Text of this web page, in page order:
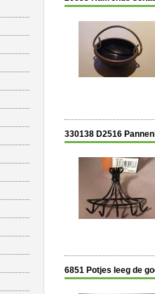
330138 D2516
6851 Potjes leeg de